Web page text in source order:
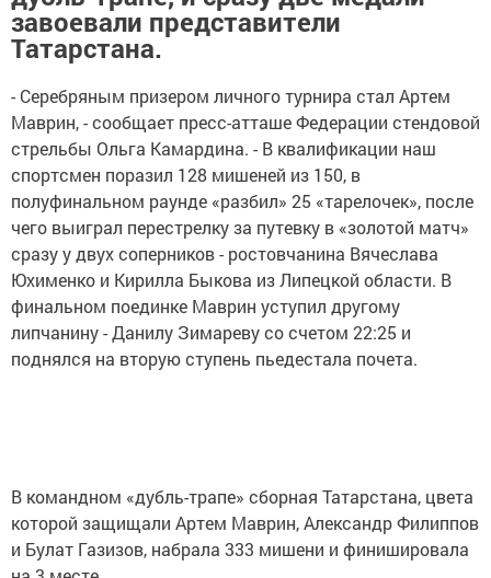
завоевали представители
Татарстана.
- Серебряным призером личного турнира стал Артем
Маврин, - сообщает пресс-атташе Федерации стендовой
стрельбы Ольга Камардина. - В квалификации наш
спортсмен поразил 128 мишеней из 150, в
полуфинальном раунде «разбил» 25 «тарелочек», после
чего выиграл перестрелку за путевку в «золотой матч»
сразу у двух соперников - ростовчанина Вячеслава
Юхименко и Кирилла Быкова из Липецкой области. В
финальном поединке Маврин уступил другому
липчанину - Данилу Зимареву со счетом 22:25 и
поднялся на вторую ступень пьедестала почета.
В командном «дубль-трапе» сборная Татарстана, цвета
которой защищали Артем Маврин, Александр Филиппов
и Булат Газизов, набрала 333 мишени и финишировала